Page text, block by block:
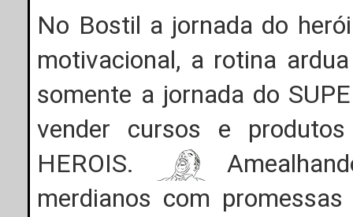
No Bostil a jornada do
motivacional, a rotina
somente a jornada do
vender cursos e
HEROIS.
merdianos com